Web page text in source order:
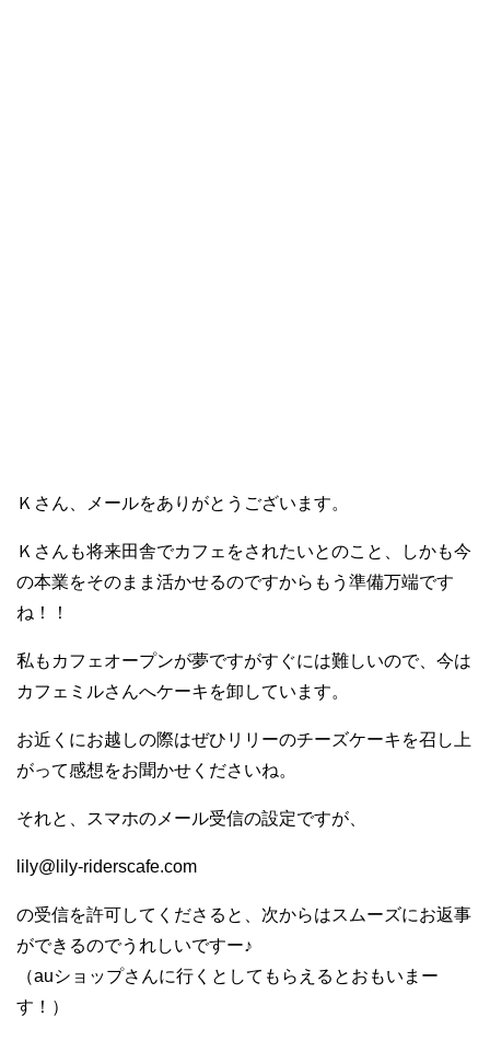
Ｋさん、メールをありがとうございます。
Ｋさんも将来田舎でカフェをされたいとのこと、しかも今
の本業をそのまま活かせるのですからもう準備万端です
ね！！
私もカフェオープンが夢ですがすぐには難しいので、今は
カフェミルさんへケーキを卸しています。
お近くにお越しの際はぜひリリーのチーズケーキを召し上
がって感想をお聞かせくださいね。
それと、スマホのメール受信の設定ですが、
lily@lily-riderscafe.com
の受信を許可してくださると、次からはスムーズにお返事
ができるのでうれしいですー♪
（auショップさんに行くとしてもらえるとおもいまー
す！）